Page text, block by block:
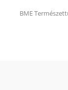
BME